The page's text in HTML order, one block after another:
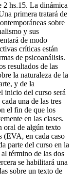
2 hs.15. La dinámica
primera tratará de
sobre
y sus
de modo
críticas están
de psicoanálisis.
resultados de las
la naturaleza de la
y de la
inicio del curso será
una de las tres
el fin de que los
en las clases.
oral de algún texto
(EVA, en cada caso
parte del curso en la
término de las dos
se habilitará una
sobre un texto de